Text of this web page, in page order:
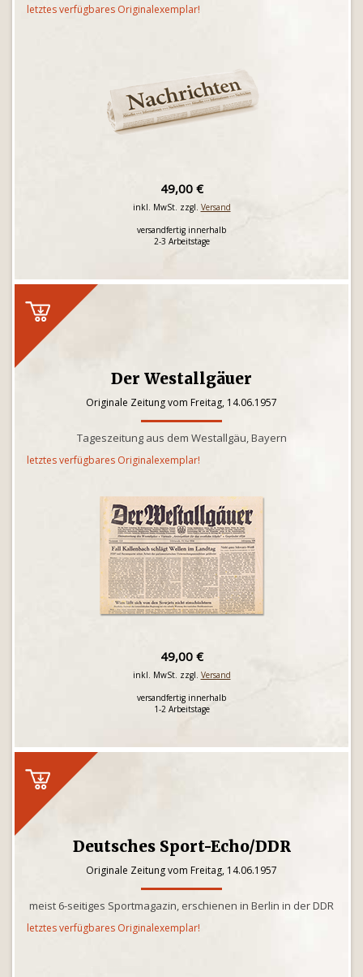
letztes verfügbares Originalexemplar!
49,00 €
inkl. MwSt. zzgl. Versand
versandfertig innerhalb
2-3 Arbeitstage
Der Westallgäuer
Originale Zeitung vom Freitag, 14.06.1957
Tageszeitung aus dem Westallgäu, Bayern
letztes verfügbares Originalexemplar!
49,00 €
inkl. MwSt. zzgl. Versand
versandfertig innerhalb
1-2 Arbeitstage
Deutsches Sport-Echo/DDR
Originale Zeitung vom Freitag, 14.06.1957
meist 6-seitiges Sportmagazin, erschienen in Berlin in der DDR
letztes verfügbares Originalexemplar!